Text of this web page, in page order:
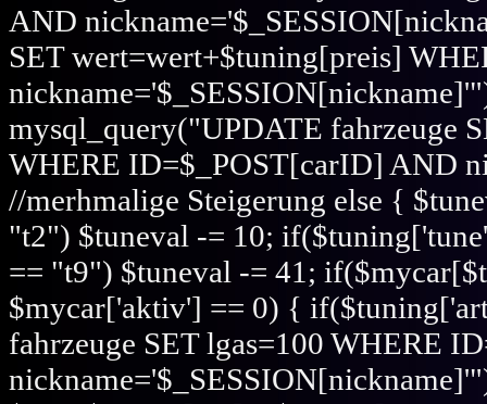
AND
SET wert=wert+$tuning[preis]
mysql_query("UPDATE fahrzeuge
WHERE ID=$_POST[carID] AND
//merhmalige Steigerung else {
"t2") $tuneval -= 10;
== "t9") $tuneval -= 41;
$mycar['aktiv'] == 0) {
fahrzeuge SET lgas=100 WHERE